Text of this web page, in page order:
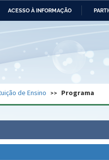
ACESSO À INFORMAÇÃO
das Relações Ministério
e dos
do Brasil Planalto
de Ensino Programa